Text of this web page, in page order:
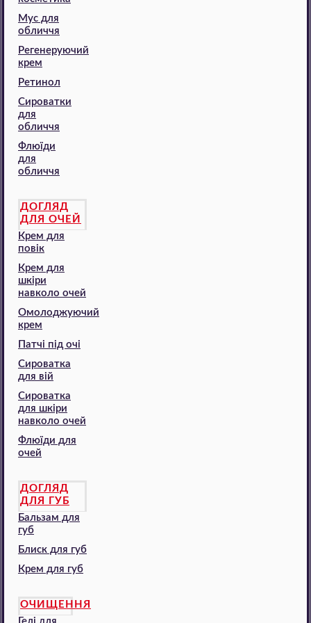
Мус для
обличчя
Регенеруючий
крем
Ретинол
Сироватки
для
обличчя
Флюїди
для
обличчя
ДОГЛЯД
ДЛЯ ОЧЕЙ
Крем для
повік
Крем для
шкіри
навколо очей
Омолоджуючий
крем
Патчі під очі
Сироватка
для вій
Сироватка
для шкіри
навколо очей
Флюїди для
очей
ДОГЛЯД
ДЛЯ ГУБ
Бальзам для
губ
Блиск для губ
Крем для губ
ОЧИЩЕННЯ